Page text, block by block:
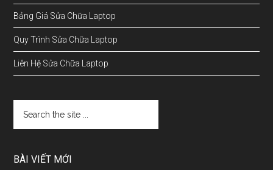
Bảng Giá Sửa Chữa Laptop
Quy Trình Sửa Chữa Laptop
Liên Hệ Sửa Chữa Laptop
BÀI VIẾT MỚI